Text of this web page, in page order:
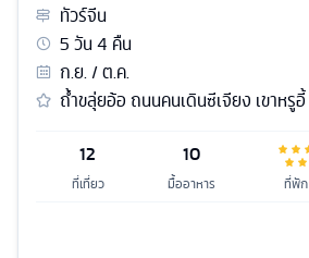
ทัวร์จีน
5วัน4 คืน
ก.ย. / ต.ค.
ถ้ำขลุ่ยอ้อ ถนนคนเดินซีเจียง เขาหรูอี้
12
ที่เที่ยว
10
มื้ออาหาร ที่พัก